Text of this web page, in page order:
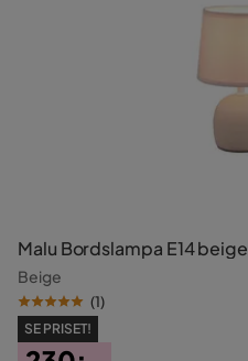
Malu Bordslampa E14 beige
Beige
(1)
SE PRISET!